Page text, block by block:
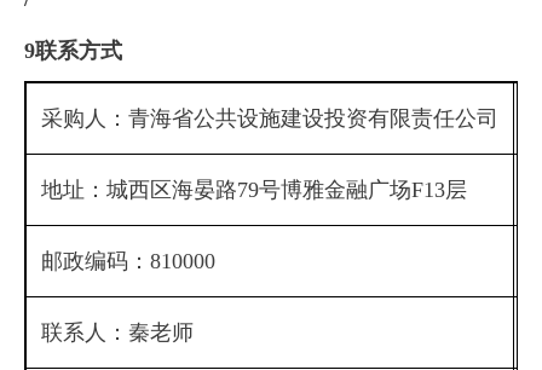
9联系方式
采购人：青海省公共设施建设投资有限责任公司
地址：城西区海晏路79号博雅金融广场F13层
邮政编码：810000
联系人：秦老师